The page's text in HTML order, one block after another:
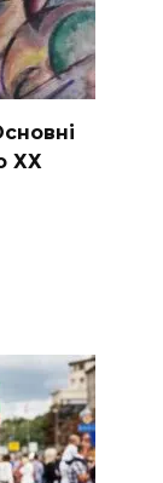
ХХ